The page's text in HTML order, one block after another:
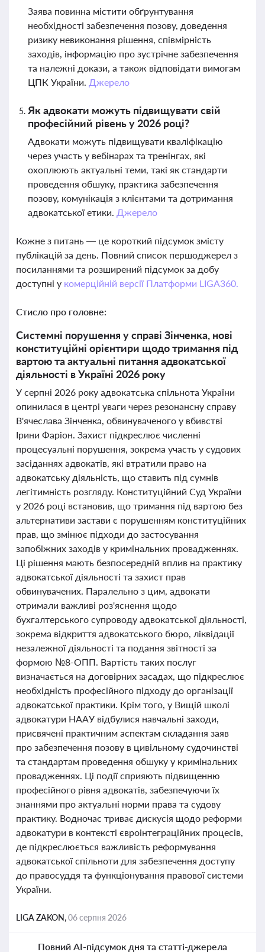
Заява повинна містити обґрунтування
необхідності забезпечення позову, доведення
ризику невиконання рішення, співмірність
заходів, інформацію про зустрічне забезпечення
та належні докази, а також відповідати вимогам
ЦПК України. Джерело
Як адвокати можуть підвищувати свій
професійний рівень у 2026 році?
Адвокати можуть підвищувати кваліфікацію
через участь у вебінарах та тренінгах, які
охоплюють актуальні теми, такі як стандарти
проведення обшуку, практика забезпечення
позову, комунікація з клієнтами та дотримання
адвокатської етики. Джерело
Кожне з питань — це короткий підсумок змісту
публікацій за день. Повний список першоджерел з
посиланнями та розширений підсумок за добу
доступні у комерційній версії Платформи LIGA360.
Стисло про головне:
Системні порушення у справі Зінченка, нові
конституційні орієнтири щодо тримання під
вартою та актуальні питання адвокатської
діяльності в Україні 2026 року
У серпні 2026 року адвокатська спільнота України
опинилася в центрі уваги через резонансну справу
В'ячеслава Зінченка, обвинуваченого у вбивстві
Ірини Фаріон. Захист підкреслює численні
процесуальні порушення, зокрема участь у судових
засіданнях адвокатів, які втратили право на
адвокатську діяльність, що ставить під сумнів
легітимність розгляду. Конституційний Суд України
у 2026 році встановив, що тримання під вартою без
альтернативи застави є порушенням конституційних
прав, що змінює підходи до застосування
запобіжних заходів у кримінальних провадженнях.
Ці рішення мають безпосередній вплив на практику
адвокатської діяльності та захист прав
обвинувачених. Паралельно з цим, адвокати
отримали важливі роз'яснення щодо
бухгалтерського супроводу адвокатської діяльності,
зокрема відкриття адвокатського бюро, ліквідації
незалежної діяльності та подання звітності за
формою №8-ОПП. Вартість таких послуг
визначається на договірних засадах, що підкреслює
необхідність професійного підходу до організації
адвокатської практики. Крім того, у Вищій школі
адвокатури НААУ відбулися навчальні заходи,
присвячені практичним аспектам складання заяв
про забезпечення позову в цивільному судочинстві
та стандартам проведення обшуку у кримінальних
провадженнях. Ці події сприяють підвищенню
професійного рівня адвокатів, забезпечуючи їх
знаннями про актуальні норми права та судову
практику. Водночас триває дискусія щодо реформи
адвокатури в контексті євроінтеграційних процесів,
де підкреслюється важливість реформування
адвокатської спільноти для забезпечення доступу
до правосуддя та функціонування правової системи
України.
LIGA ZAKON,06 серпня 2026
Повний AI-підсумок дня та статті-джерела